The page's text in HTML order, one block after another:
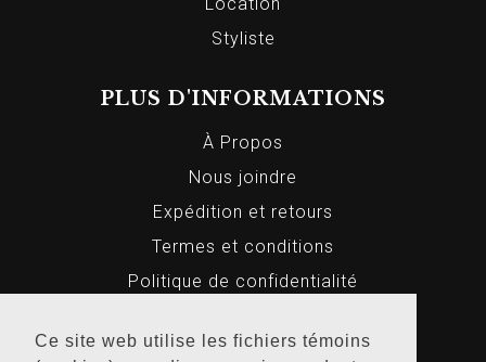
Ce site web utilise les fichiers témoins
Styliste
PLUS D'INFORMATIONS
À Propos
Nous joindre
Expédition et retours
Termes et conditions
Politique de confidentialité